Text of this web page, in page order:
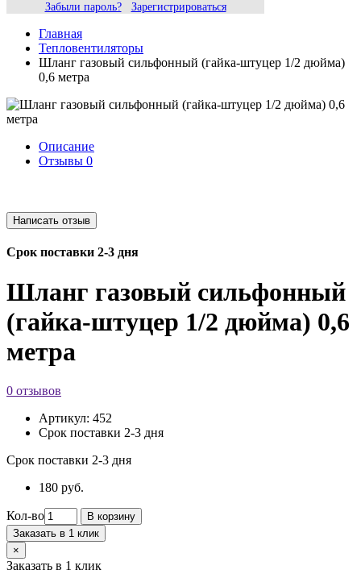
Забыли пароль?
Зарегистрироваться
Главная
Тепловентиляторы
Шланг газовый сильфонный (гайка-штуцер 1/2 дюйма)
0,6 метра
Описание
Отзывы 0
Срок поставки 2-3 дня
Шланг газовый сильфонный
(гайка-штуцер 1/2 дюйма) 0,6
метра
0 отзывов
Артикул: 452
Срок поставки 2-3 дня
Срок поставки 2-3 дня
180 руб.
Кол-во
В корзину
Заказать в 1 клик
×
Заказать в 1 клик